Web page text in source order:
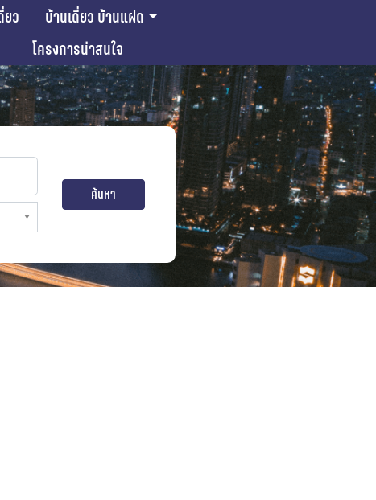
ยว
บ้านเดี่ยว บ้านแฝด
โครงการน่าสนใจ
ค้นหา